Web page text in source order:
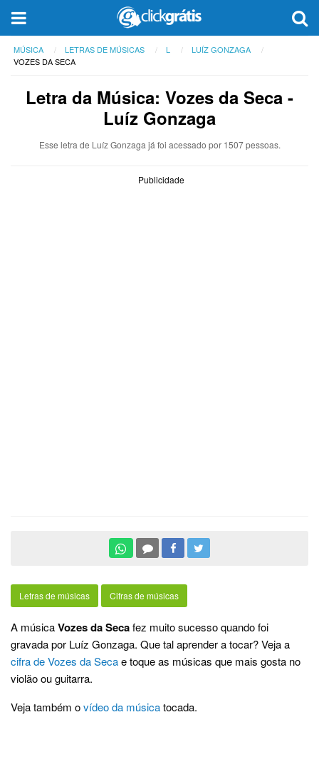
MÚSICA LETRAS DE MÚSICAS L
LUÍZ GONZAGA
VOZES DA SECA
Letra da Música: Vozes da Seca -
Luíz Gonzaga
Esse letra de Luíz Gonzaga já foi acessado por 1507 pessoas.
Publicidade
Letras de músicas Cifras de músicas
A músicaVozes da Secafez muito sucesso quando foi
gravada por Luíz Gonzaga. Que tal aprender a tocar? Veja a
cifra de Vozes da Secae toque as músicas que mais gosta no
violão ou guitarra.
Veja também ovídeo da músicatocada.